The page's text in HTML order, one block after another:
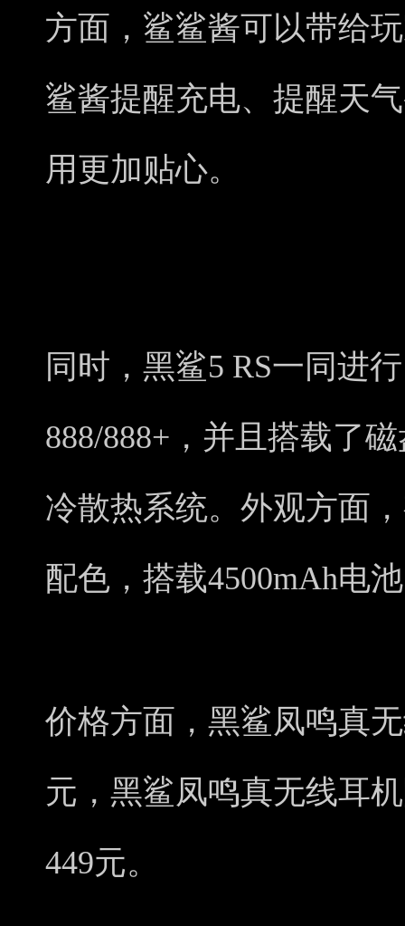
方面，鲨鲨酱可以带给
鲨酱提醒充电、提醒天
用更加贴心。
同时，黑鲨5 RS一同进
888/888+，并且搭载了
冷散热系统。外观方面
配色，搭载4500mAh电
价格方面，黑鲨凤鸣真
元，黑鲨凤鸣真无线耳
449元。